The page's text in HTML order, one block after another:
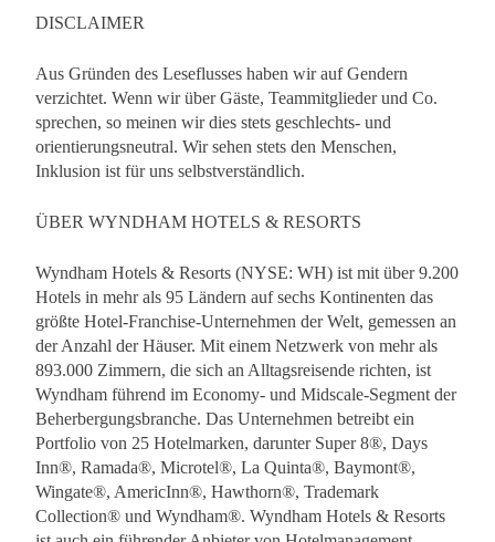
DISCLAIMER
Aus Gründen des Leseflusses haben wir auf Gendern
verzichtet. Wenn wir über Gäste, Teammitglieder und Co.
sprechen, so meinen wir dies stets geschlechts- und
orientierungsneutral. Wir sehen stets den Menschen,
Inklusion ist für uns selbstverständlich.
ÜBER WYNDHAM HOTELS & RESORTS
Wyndham Hotels & Resorts (NYSE: WH) ist mit über 9.200
Hotels in mehr als 95 Ländern auf sechs Kontinenten das
größte Hotel-Franchise-Unternehmen der Welt, gemessen an
der Anzahl der Häuser. Mit einem Netzwerk von mehr als
893.000 Zimmern, die sich an Alltagsreisende richten, ist
Wyndham führend im Economy- und Midscale-Segment der
Beherbergungsbranche. Das Unternehmen betreibt ein
Portfolio von 25 Hotelmarken, darunter Super 8®, Days
Inn®, Ramada®, Microtel®, La Quinta®, Baymont®,
Wingate®, AmericInn®, Hawthorn®, Trademark
Collection® und Wyndham®. Wyndham Hotels & Resorts